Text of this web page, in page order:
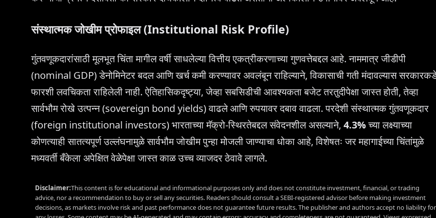
संस्थात्मक जोखीम प्रोफाइल (Institutional Risk Profile)
गुंतवणूकदारांसाठी मूलभूत चिंता मागील वर्षी साधलेल्या वित्तीय एकत्रीकरणाच्या गुणवत्तेबद्दल आहे. नाममात्र जीडीपी
(nominal GDP) डेनोमिनेटर बदल आणि खर्च कमी करण्यावर अवलंबून राहिल्याने, विकासाची गती मंदावल्यास
फारशी लवचिकता राहिलेली नाही. ऐतिहासिकदृष्ट्या, जेव्हा सबसिडीची आवश्यकता बजेट तरतुदीपेक्षा जास्त होती, तेव्हा
सार्वभौम रोखे उत्पन्न (sovereign bond yields) वाढले आणि रुपयावर दबाव वाढला. परदेशी संस्थात्मक गुंतवणूकदार
(foreign institutional investors) भारताच्या मॅक्रो-स्थिरतेबद्दल संवेदनशील असल्याने, 4.3%च्या लक्ष्याच्या
कोणत्याही सातत्यपूर्ण उल्लंघनामुळे सार्वभौम जोखीम पुन्हा मोजली जाण्याचा धोका आहे, विशेषतः जर महागाईच्या चिंतांमुळे
मध्यवर्ती बँकेला अपेक्षित वेळेपेक्षा जास्त काळ उच्च व्याजदर ठेवावे लागले.
Disclaimer:This content is for educational and informational purposes only and does not constitute investment, financial, or trading
advice, nor a recommendation to buy or sell any securities. Readers should consult a SEBI-registered advisor before making investment
decisions, as markets involve risk and past performance does not guarantee future results. The publisher and authors accept no liability for